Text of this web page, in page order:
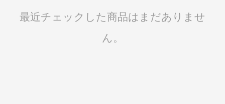
最近チェックした商品はまだありませ
ん。